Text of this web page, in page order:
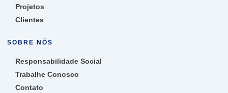
Projetos
Clientes
SOBRE NÓS
Responsabilidade Social
Trabalhe Conosco
Contato